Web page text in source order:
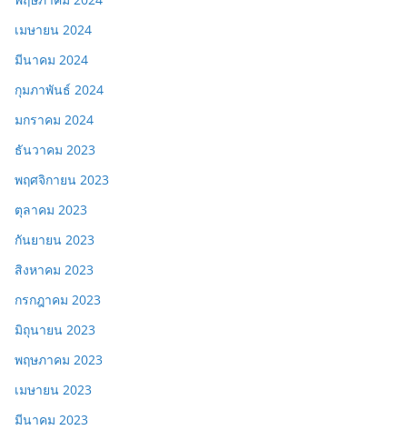
เมษายน 2024
มีนาคม 2024
กุมภาพันธ์ 2024
มกราคม 2024
ธันวาคม 2023
พฤศจิกายน 2023
ตุลาคม 2023
กันยายน 2023
สิงหาคม 2023
กรกฎาคม 2023
มิถุนายน 2023
พฤษภาคม 2023
เมษายน 2023
มีนาคม 2023